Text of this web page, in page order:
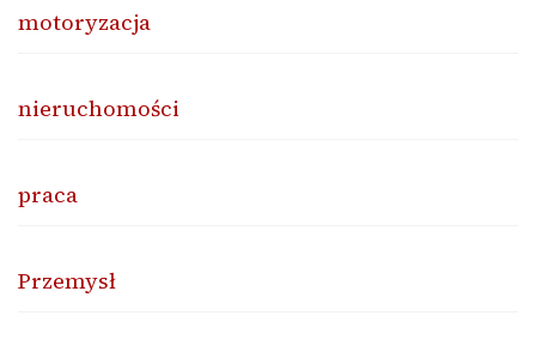
motoryzacja
nieruchomości
praca
Przemysł